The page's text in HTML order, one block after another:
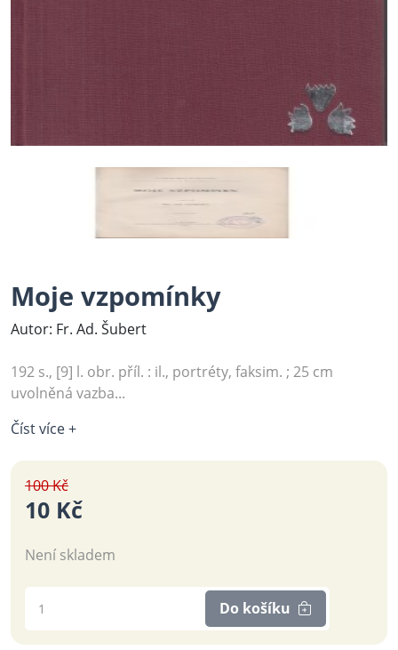
Moje vzpomínky
Autor: Fr. Ad. Šubert
192 s., [9] l. obr. příl. : il., portréty, faksim. ; 25 cm
uvolněná vazba...
Číst více +
100 Kč
10 Kč
Není skladem
Do košíku